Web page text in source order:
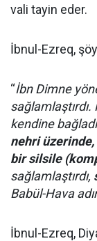
vali tayin eder.
İbnul-Ezreq,
“İbn Dimne
kendine
nehri
bir silsile
sağlamlaştırdı,
Babül-Hava
İbnul-Ezreq,